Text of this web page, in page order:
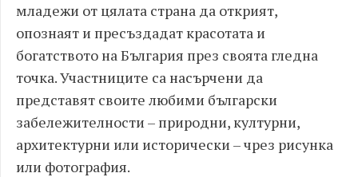
младежи от цялата страна да открият,
опознаят и пресъздадат красотата и
богатството на България през своята гледна
точка. Участниците са насърчени да
представят своите любими български
забележителности – природни, културни,
архитектурни или исторически – чрез рисунка
или фотография.